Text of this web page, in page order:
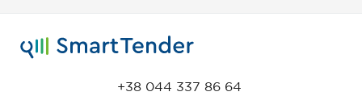
+38 044 337 86 64